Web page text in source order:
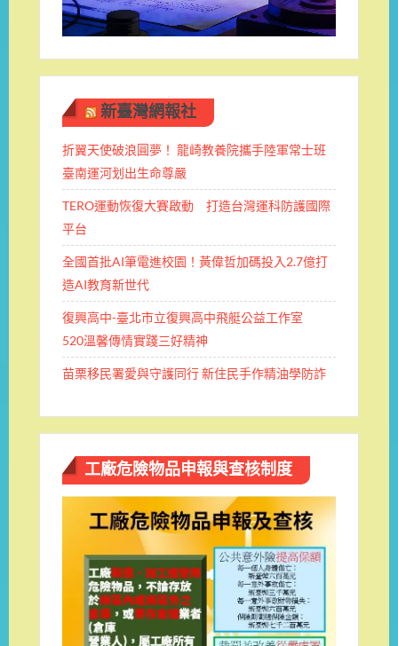
新臺灣網報社
折翼天使破浪圓夢！ 龍崎教養院攜手陸軍常士班 ​
臺南運河划出生命尊嚴
TERO運動恢復大賽啟動 打造台灣運科防護國際
平台
全國首批AI筆電進校園！黃偉哲加碼投入2.7億打
造AI教育新世代
復興高中-臺北市立復興高中飛艇公益工作室
520溫馨傳情實踐三好精神
苗栗移民署愛與守護同行 新住民手作精油學防詐
工廠危險物品申報與查核制度